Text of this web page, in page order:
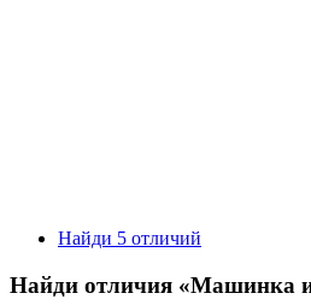
Найди 5 отличий
Найди отличия «Машинка